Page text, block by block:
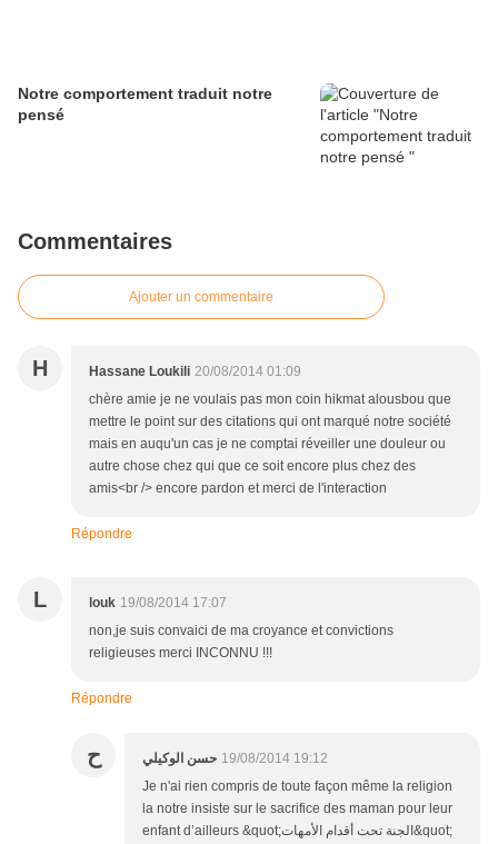
Notre comportement traduit notre
pensé
Commentaires
Ajouter un commentaire
H Hassane Loukili 20/08/2014 01:09
chère amie je ne voulais pas mon coin hikmat alousbou que
mettre le point sur des citations qui ont marqué notre société
mais en auqu'un cas je ne comptai réveiller une douleur ou
autre chose chez qui que ce soit encore plus chez des
amis<br /> encore pardon et merci de l'interaction
Répondre
L louk 19/08/2014 17:07
non,je suis convaici de ma croyance et convictions
religieuses merci INCONNU !!!
Répondre
ح حسن الوكيلي 19/08/2014 19:12
Je n'ai rien compris de toute façon même la religion
la notre insiste sur le sacrifice des maman pour leur
enfant d’ailleurs &quot;الجنة تحت أقدام الأمهات&quot;